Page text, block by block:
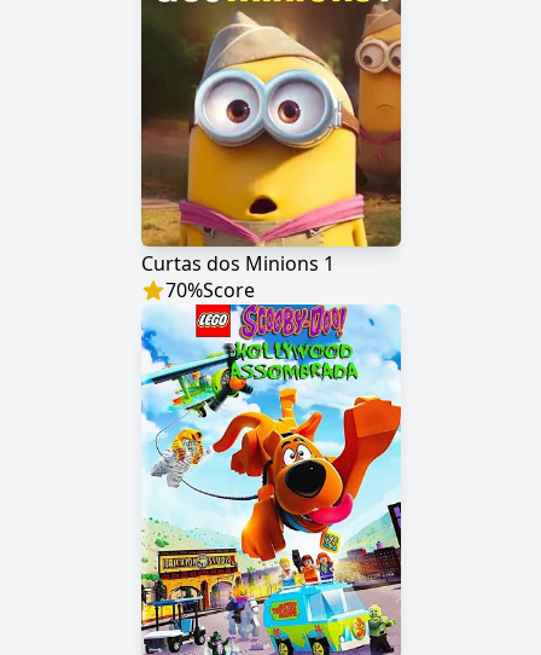
Curtas dos Minions 1
70%Score